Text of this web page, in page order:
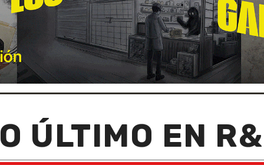
ÚLTIMO EN